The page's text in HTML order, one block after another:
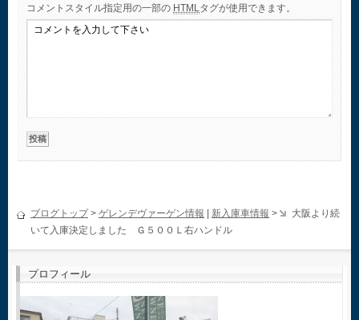
コメント スタイル指定用の一部の HTMLタグが使用できます。
ブログトップ> ゲレンデヴァーゲン情報 新入庫車情報 >
大阪より続
いて入庫決定しました Ｇ５００Ｌ右ハンドル
プロフィール